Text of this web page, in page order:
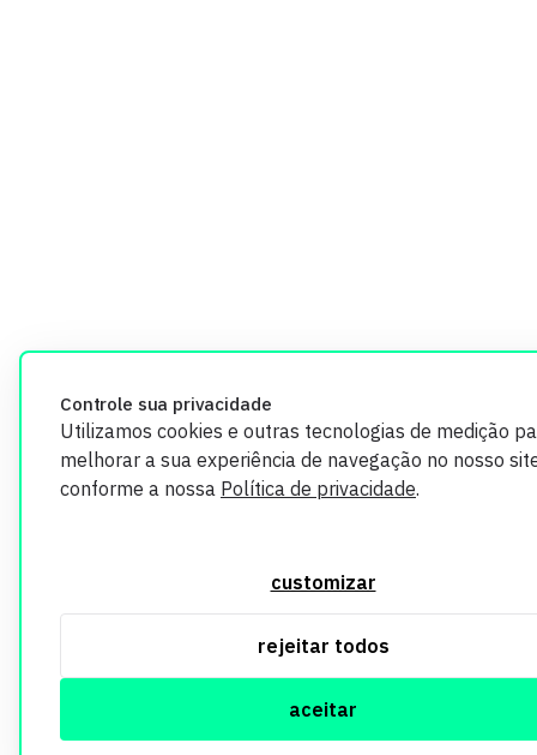
Controle sua privacidade
Utilizamos cookies e outras tecnologias de medição
melhorar a sua experiência de navegação no nosso
conforme a nossa Política de privacidade.
customizar
rejeitar todos
aceitar